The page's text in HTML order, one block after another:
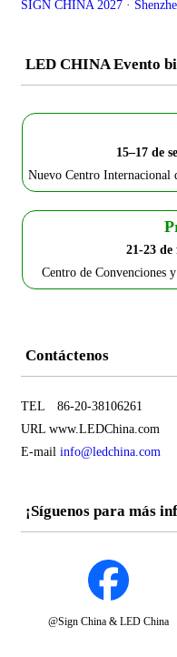
SIGN CHINA 2027 ·
LED CHINA Evento
15–17 de
Nuevo Centro Internacional
21-23 de
Centro de Convenciones
Contáctenos
TEL 86-20-38106261
URL www.LEDChina.com
E-mail info@ledchina.com
¡Síguenos para más
@Sign China & LED China